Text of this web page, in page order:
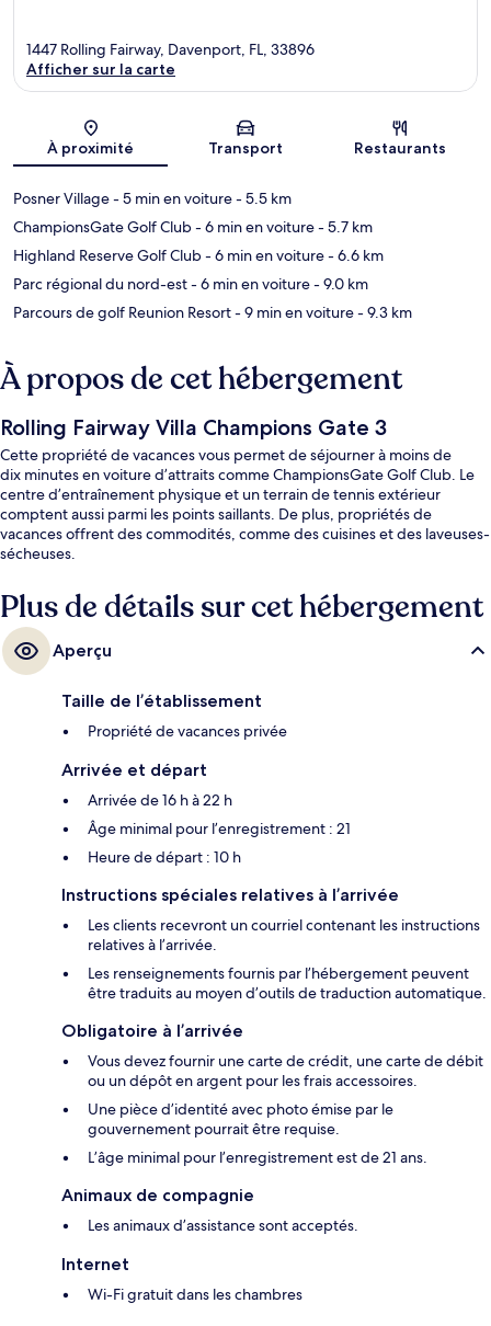
Carte
1447 Rolling Fairway, Davenport, FL, 33896
Afficher sur la carte
À proximité Transport Restaurants
Posner Village- 5 min en voiture- 5.5 km
ChampionsGate Golf Club- 6 min en voiture- 5.7 km
Highland Reserve Golf Club- 6 min en voiture- 6.6 km
Parc régional du nord-est- 6 min en voiture- 9.0 km
Parcours de golf Reunion Resort- 9 min en voiture- 9.3 km
À propos de cet hébergement
Rolling Fairway Villa Champions Gate 3
Cette propriété de vacances vous permet de séjourner à moins de
dix minutes en voiture d’attraits comme ChampionsGate Golf Club. Le
centre d’entraînement physique et un terrain de tennis extérieur
comptent aussi parmi les points saillants. De plus, propriétés de
vacances offrent des commodités, comme des cuisines et des laveuses-
sécheuses.
Plus de détails sur cet hébergement
Aperçu
Taille de l’établissement
Propriété de vacances privée
Arrivée et départ
Arrivée de 16 h à 22 h
Âge minimal pour l’enregistrement : 21
Heure de départ : 10 h
Instructions spéciales relatives à l’arrivée
Les clients recevront un courriel contenant les instructions
relatives à l’arrivée.
Les renseignements fournis par l’hébergement peuvent
être traduits au moyen d’outils de traduction automatique.
Obligatoire à l’arrivée
Vous devez fournir une carte de crédit, une carte de débit
ou un dépôt en argent pour les frais accessoires.
Une pièce d’identité avec photo émise par le
gouvernement pourrait être requise.
L’âge minimal pour l’enregistrement est de 21 ans.
Animaux de compagnie
Les animaux d’assistance sont acceptés.
Internet
Wi-Fi gratuit dans les chambres